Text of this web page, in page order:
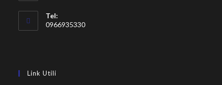
Tel:
0966935330
Link Utili